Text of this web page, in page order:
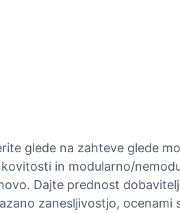
glede na zahteve glede
in modularno/
Dajte prednost
zanesljivostjo, ocenami